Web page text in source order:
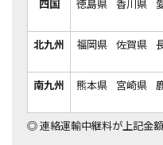
四国
徳島県 香川県
北九州
福岡県 佐賀県
南九州
熊本県 宮崎県
◎連絡運輸中継料が上記金